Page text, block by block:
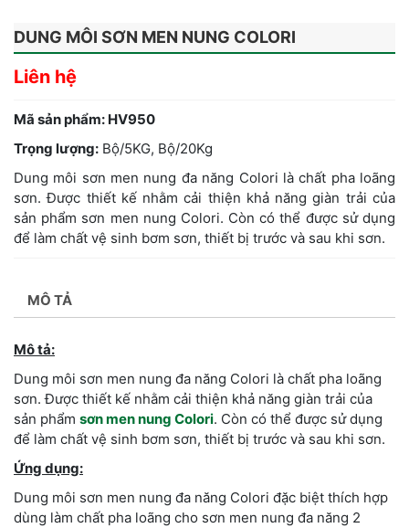
DUNG MÔI SƠN MEN NUNG COLORI
Liên hệ
Mã sản phẩm: HV950
Trọng lượng: Bộ/5KG, Bộ/20Kg
Dung môi sơn men nung đa năng Colori là chất pha loãng
sơn. Được thiết kế nhằm cải thiện khả năng giàn trải của
sản phẩm sơn men nung Colori. Còn có thể được sử dụng
để làm chất vệ sinh bơm sơn, thiết bị trước và sau khi sơn.
MÔ TẢ
Mô tả:
Dung môi sơn men nung đa năng Colori là chất pha loãng
sơn. Được thiết kế nhằm cải thiện khả năng giàn trải của
sản phẩm sơn men nung Colori. Còn có thể được sử dụng
để làm chất vệ sinh bơm sơn, thiết bị trước và sau khi sơn.
Ứng dụng:
Dung môi sơn men nung đa năng Colori đặc biệt thích hợp
dùng làm chất pha loãng cho sơn men nung đa năng 2